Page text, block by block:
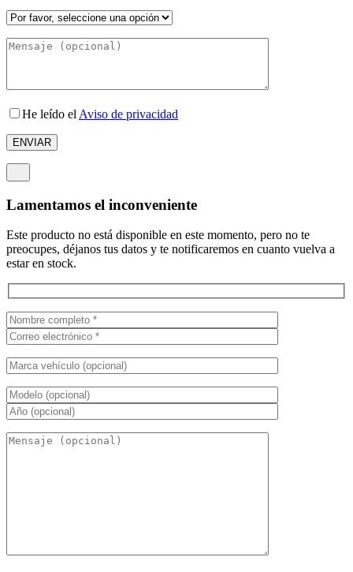
He leído el Aviso de privacidad
Lamentamos el inconveniente
Este producto no está disponible en este momento, pero no te
preocupes, déjanos tus datos y te notificaremos en cuanto vuelva a
estar en stock.